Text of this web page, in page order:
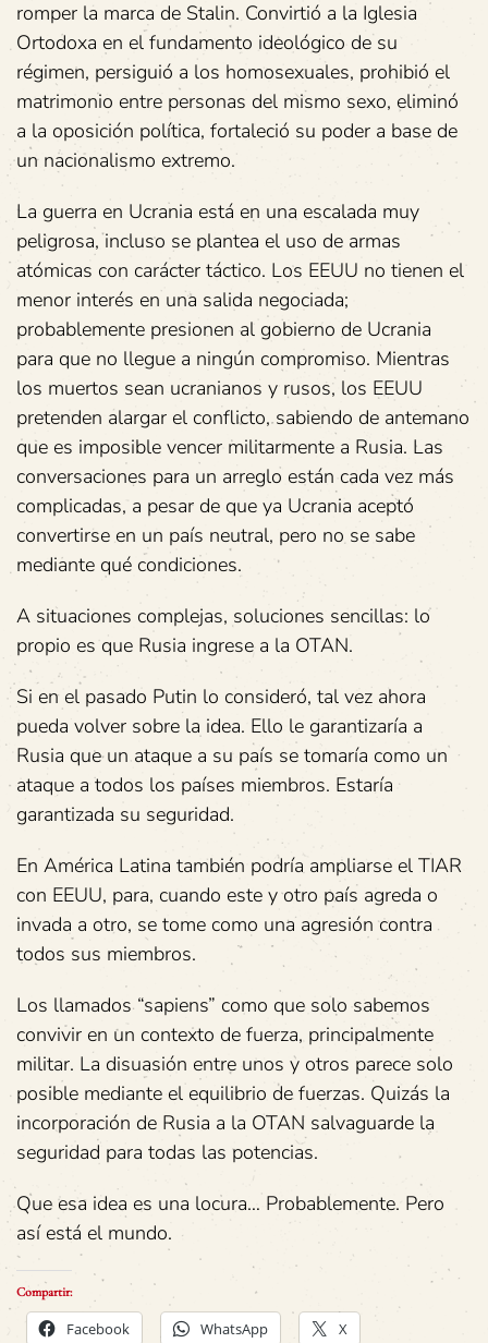
romper la marca de Stalin. Convirtió a la Iglesia
Ortodoxa en el fundamento ideológico de su
régimen, persiguió a los homosexuales, prohibió el
matrimonio entre personas del mismo sexo, eliminó
a la oposición política, fortaleció su poder a base de
un nacionalismo extremo.
La guerra en Ucrania está en una escalada muy
peligrosa, incluso se plantea el uso de armas
atómicas con carácter táctico. Los EEUU no tienen el
menor interés en una salida negociada;
probablemente presionen al gobierno de Ucrania
para que no llegue a ningún compromiso. Mientras
los muertos sean ucranianos y rusos, los EEUU
pretenden alargar el conflicto, sabiendo de antemano
que es imposible vencer militarmente a Rusia. Las
conversaciones para un arreglo están cada vez más
complicadas, a pesar de que ya Ucrania aceptó
convertirse en un país neutral, pero no se sabe
mediante qué condiciones.
A situaciones complejas, soluciones sencillas: lo
propio es que Rusia ingrese a la OTAN.
Si en el pasado Putin lo consideró, tal vez ahora
pueda volver sobre la idea. Ello le garantizaría a
Rusia que un ataque a su país se tomaría como un
ataque a todos los países miembros. Estaría
garantizada su seguridad.
En América Latina también podría ampliarse el TIAR
con EEUU, para, cuando este y otro país agreda o
invada a otro, se tome como una agresión contra
todos sus miembros.
Los llamados “sapiens” como que solo sabemos
convivir en un contexto de fuerza, principalmente
militar. La disuasión entre unos y otros parece solo
posible mediante el equilibrio de fuerzas. Quizás la
incorporación de Rusia a la OTAN salvaguarde la
seguridad para todas las potencias.
Que esa idea es una locura… Probablemente. Pero
así está el mundo.
Compartir:
Facebook WhatsApp X